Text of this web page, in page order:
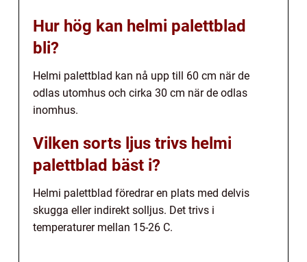
Hur hög kan helmi palettblad
bli?
Helmi palettblad kan nå upp till 60 cm när de
odlas utomhus och cirka 30 cm när de odlas
inomhus.
Vilken sorts ljus trivs helmi
palettblad bäst i?
Helmi palettblad föredrar en plats med delvis
skugga eller indirekt solljus. Det trivs i
temperaturer mellan 15-26 C.